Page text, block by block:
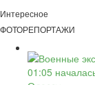
Интересное
ФОТОРЕПОРТАЖИ